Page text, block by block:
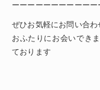
ーーーーーーーーーー
ぜひお気軽にお問い合
おふたりにお会いでき
ております